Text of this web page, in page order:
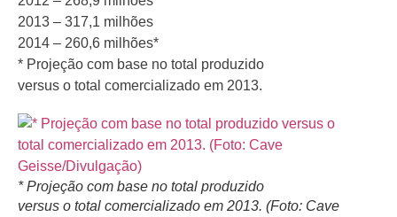
2013 – 317,1 milhões
2014 – 260,6 milhões*
* Projeção com base no total produzido
versus o total comercializado em 2013.
* Projeção com base no total produzido
versus o total comercializado em 2013. (Foto: Cave